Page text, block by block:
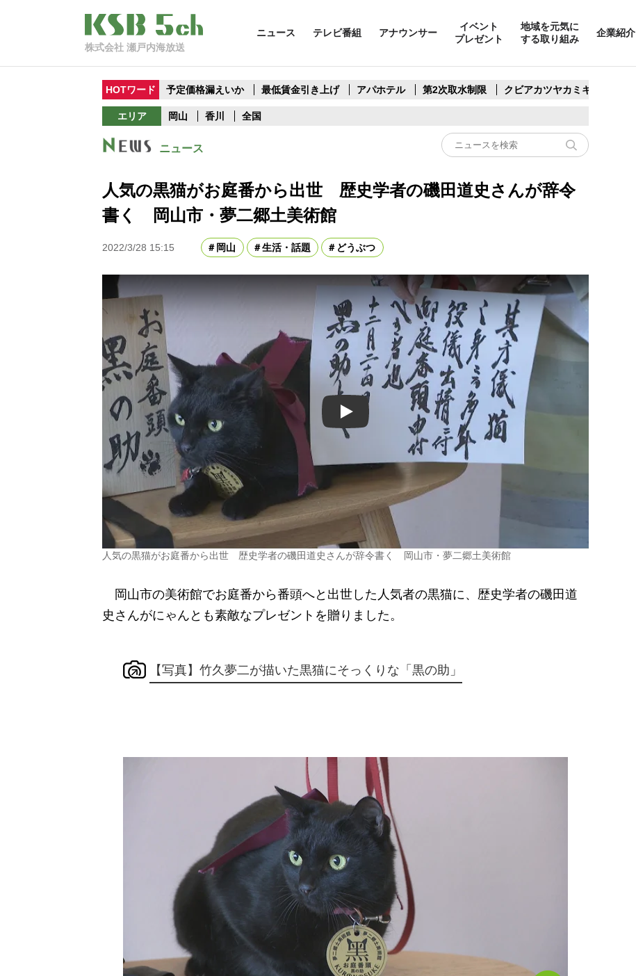
株式会社 瀬戸内海放送
ニュース テレビ番組 アナウンサー
イベント
プレゼント
地域を元気に
する取り組み
企業紹介
HOTワード 予定価格漏えいか 最低賃金引き上げ アパホテル 第2次取水制限 クビアカツヤカミキリ
エリア 岡山 香川 全国
ニュース
人気の黒猫がお庭番から出世 歴史学者の磯田道史さんが辞令
書く 岡山市・夢二郷土美術館
2022/3/28 15:15 岡山 生活・話題 どうぶつ
Play
人気の黒猫がお庭番から出世 歴史学者の磯田道史さんが辞令書く 岡山市・夢二郷土美術館
岡山市の美術館でお庭番から番頭へと出世した人気者の黒猫に、歴史学者の磯田道
史さんがにゃんとも素敵なプレゼントを贈りました。
【写真】竹久夢二が描いた黒猫にそっくりな「黒の助」